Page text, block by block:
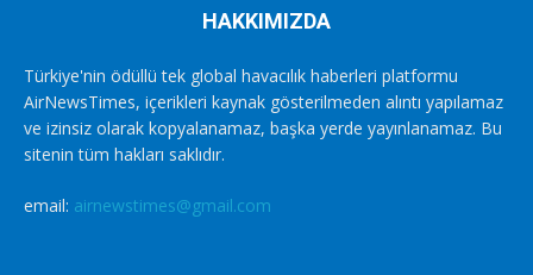
HAKKIMIZDA
Türkiye'nin ödüllü tek global havacılık haberleri platformu
AirNewsTimes, içerikleri kaynak gösterilmeden alıntı yapılamaz
ve izinsiz olarak kopyalanamaz, başka yerde yayınlanamaz. Bu
sitenin tüm hakları saklıdır.
email: airnewstimes@gmail.com